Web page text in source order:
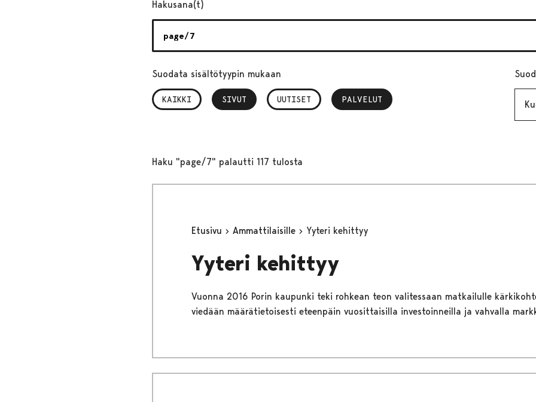
Hakusana(t)
Suodata sisältötyypin mukaan
KAIKKI SIVUT
, VALITTU UUTISET PALVELUT
, VALITTU
Haku "page/7" palautti 117 tulosta
Etusivu Ammattilaisille Yyteri kehittyy
Yyteri kehittyy
Vuonna 2016 Porin kaupunki teki rohkean teon valitessaan matkailulle
viedään määrätietoisesti eteenpäin vuosittaisilla investoinneilla ja vahvalla